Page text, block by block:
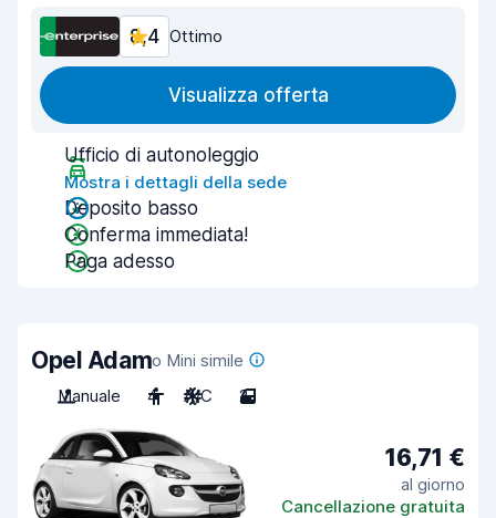
8,4 Ottimo
Visualizza offerta
Ufficio di autonoleggio
Mostra i dettagli della sede
Deposito basso
Conferma immediata!
Paga adesso
Opel Adamo Mini simile
Manuale
4 A/C 2
16,71 €
al giorno
Cancellazione gratuita